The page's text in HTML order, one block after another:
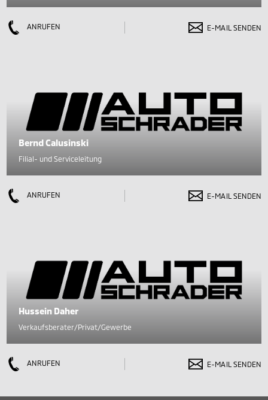
ANRUFEN E-MAIL SENDEN
Bernd Calusinski
Filial- und Serviceleitung
ANRUFEN E-MAIL SENDEN
Hussein Daher
Verkaufsberater/Privat/Gewerbe
ANRUFEN E-MAIL SENDEN